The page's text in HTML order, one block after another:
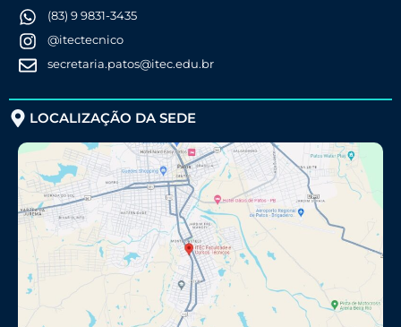
(83) 9 9831-3435
@itectecnico
secretaria.patos@itec.edu.br
LOCALIZAÇÃO DA SEDE